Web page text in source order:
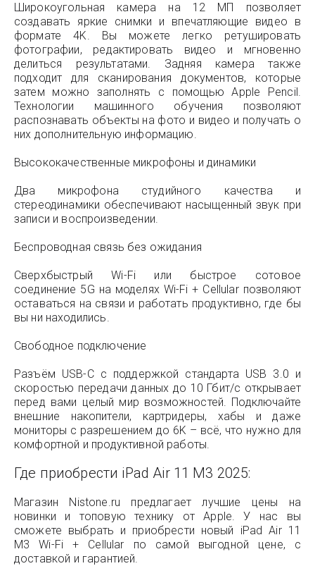
Широкоугольная камера на 12 МП позволяет
создавать яркие снимки и впечатляющие видео в
формате 4K. Вы можете легко ретушировать
фотографии, редактировать видео и мгновенно
делиться результатами. Задняя камера также
подходит для сканирования документов, которые
затем можно заполнять с помощью Apple Pencil.
Технологии машинного обучения позволяют
распознавать объекты на фото и видео и получать о
них дополнительную информацию.
Высококачественные микрофоны и динамики
Два микрофона студийного качества и
стереодинамики обеспечивают насыщенный звук при
записи и воспроизведении.
Беспроводная связь без ожидания
Сверхбыстрый Wi-Fi или быстрое сотовое
соединение 5G на моделях Wi-Fi + Cellular позволяют
оставаться на связи и работать продуктивно, где бы
вы ни находились.
Свободное подключение
Разъём USB-C с поддержкой стандарта USB 3.0 и
скоростью передачи данных до 10 Гбит/с открывает
перед вами целый мир возможностей. Подключайте
внешние накопители, картридеры, хабы и даже
мониторы с разрешением до 6K – всё, что нужно для
комфортной и продуктивной работы.
Где приобрести iPad Air 11 M3 2025:
Магазин Nistone.ru предлагает лучшие цены на
новинки и топовую технику от Apple. У нас вы
сможете выбрать и приобрести новый iPad Air 11
M3 Wi-Fi + Cellular по самой выгодной цене, с
доставкой и гарантией.